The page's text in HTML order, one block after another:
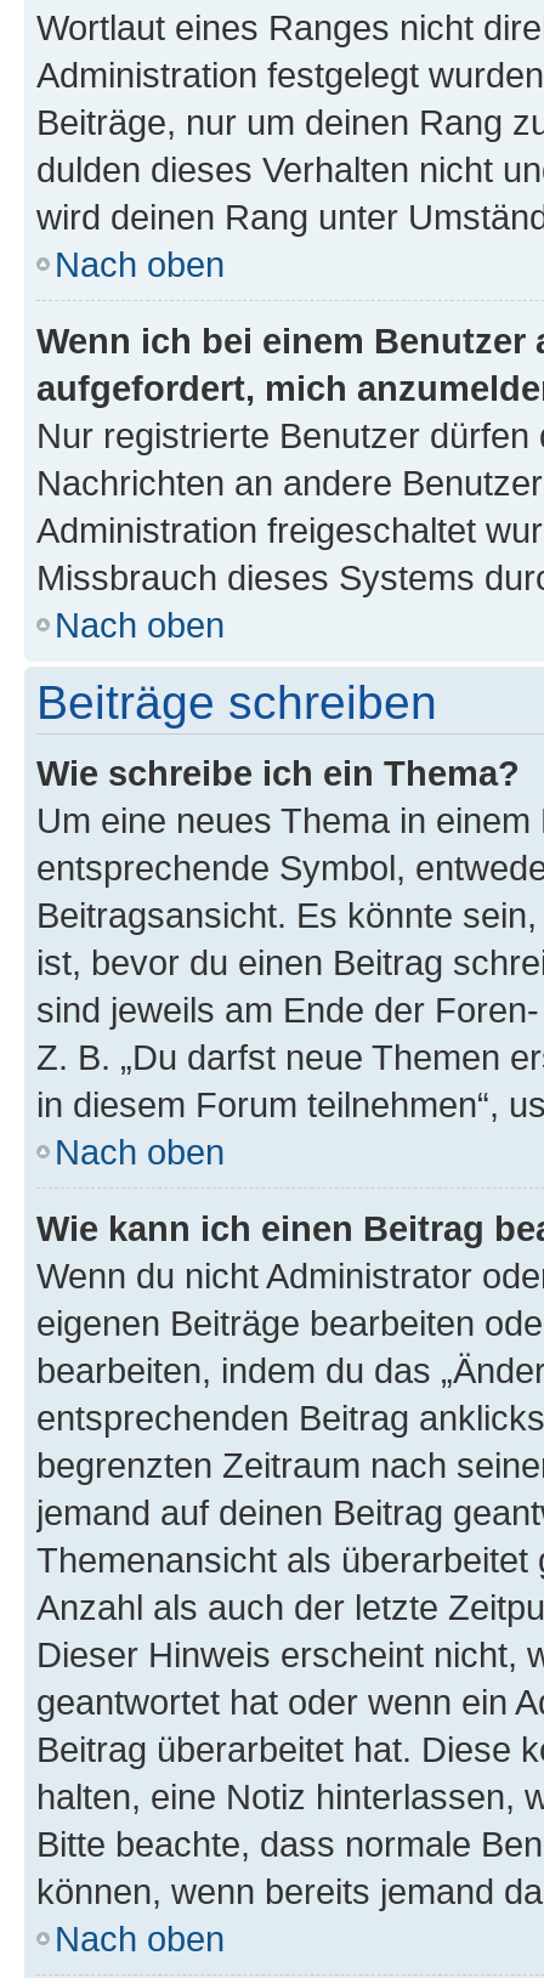
Wortlaut eines Ranges nicht
Administration festgelegt
Beiträge, nur um deinen Rang
dulden dieses Verhalten nicht
wird deinen Rang unter
Nach oben
Wenn ich bei einem
aufgefordert, mich
Nur registrierte Benutzer
Nachrichten an andere
Administration freigeschaltet
Missbrauch dieses Systems
Nach oben
Beiträge schreiben
Wie schreibe ich ein Thema?
Um eine neues Thema in
entsprechende Symbol,
Beitragsansicht. Es könnte
ist, bevor du einen Beitrag
sind jeweils am Ende der
Z. B. „Du darfst neue Themen
in diesem Forum teilnehmen“,
Nach oben
Wie kann ich einen Beitrag
Wenn du nicht Administrator
eigenen Beiträge bearbeiten
bearbeiten, indem du das
entsprechenden Beitrag
begrenzten Zeitraum nach
jemand auf deinen Beitrag
Themenansicht als
Anzahl als auch der letzte
Dieser Hinweis erscheint nicht,
geantwortet hat oder wenn ein
Beitrag überarbeitet hat. Diese
halten, eine Notiz hinterlassen,
Bitte beachte, dass normale
können, wenn bereits jemand
Nach oben